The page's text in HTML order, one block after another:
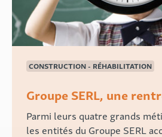
CONSTRUCTION - RÉHABILITATION
Groupe SERL, une
Parmi leurs quatre grands
les entités du Groupe SERL